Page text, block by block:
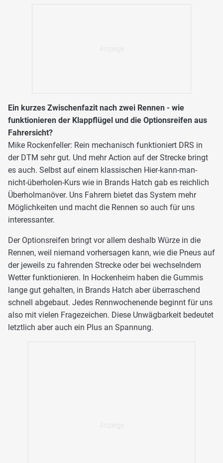
Ein kurzes Zwischenfazit nach zwei Rennen - wie
funktionieren der Klappflügel und die Optionsreifen aus
Fahrersicht?
Mike Rockenfeller: Rein mechanisch funktioniert DRS in
der DTM sehr gut. Und mehr Action auf der Strecke bringt
es auch. Selbst auf einem klassischen Hier-kann-man-
nicht-überholen-Kurs wie in Brands Hatch gab es reichlich
Überholmanöver. Uns Fahrern bietet das System mehr
Möglichkeiten und macht die Rennen so auch für uns
interessanter.
Der Optionsreifen bringt vor allem deshalb Würze in die
Rennen, weil niemand vorhersagen kann, wie die Pneus auf
der jeweils zu fahrenden Strecke oder bei wechselndem
Wetter funktionieren. In Hockenheim haben die Gummis
lange gut gehalten, in Brands Hatch aber überraschend
schnell abgebaut. Jedes Rennwochenende beginnt für uns
also mit vielen Fragezeichen. Diese Unwägbarkeit bedeutet
letztlich aber auch ein Plus an Spannung.